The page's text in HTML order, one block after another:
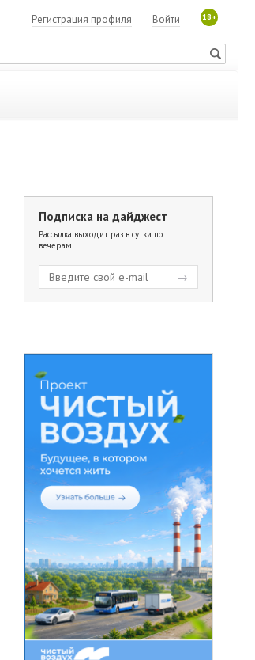
18+
Войти
Регистрация профиля
Подписка на дайджест
Рассылка выходит раз в сутки по
вечерам.